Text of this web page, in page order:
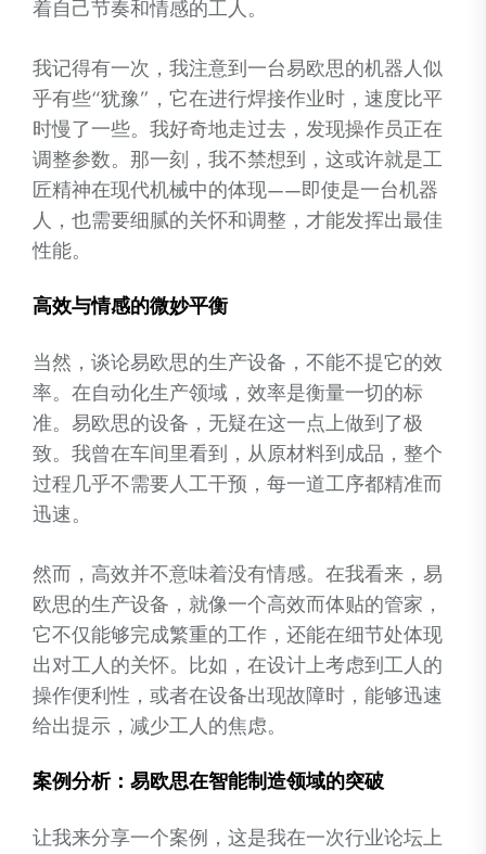
着自己节奏和情感的工人。
我记得有一次，我注意到一台易欧思的机器人似
乎有些“犹豫”，它在进行焊接作业时，速度比平
时慢了一些。我好奇地走过去，发现操作员正在
调整参数。那一刻，我不禁想到，这或许就是工
匠精神在现代机械中的体现——即使是一台机器
人，也需要细腻的关怀和调整，才能发挥出最佳
性能。
高效与情感的微妙平衡
当然，谈论易欧思的生产设备，不能不提它的效
率。在自动化生产领域，效率是衡量一切的标
准。易欧思的设备，无疑在这一点上做到了极
致。我曾在车间里看到，从原材料到成品，整个
过程几乎不需要人工干预，每一道工序都精准而
迅速。
然而，高效并不意味着没有情感。在我看来，易
欧思的生产设备，就像一个高效而体贴的管家，
它不仅能够完成繁重的工作，还能在细节处体现
出对工人的关怀。比如，在设计上考虑到工人的
操作便利性，或者在设备出现故障时，能够迅速
给出提示，减少工人的焦虑。
案例分析：易欧思在智能制造领域的突破
让我来分享一个案例，这是我在一次行业论坛上